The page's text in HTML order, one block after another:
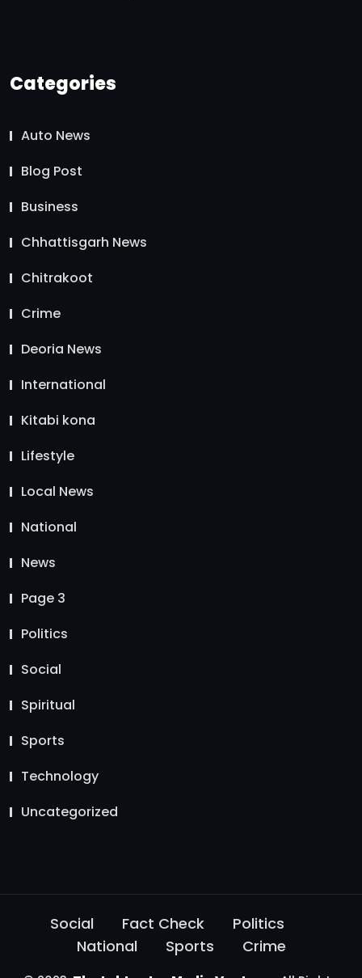
Categories
Auto News
Blog Post
Business
Chhattisgarh News
Chitrakoot
Crime
Deoria News
International
Kitabi kona
Lifestyle
Local News
National
News
Page 3
Politics
Social
Spiritual
Sports
Technology
Uncategorized
Social Fact Check
Politics
National
Sports Crime